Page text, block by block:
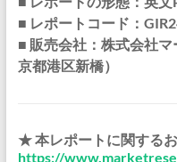
■ レポートコード：
■ 販売会社：株式会社
京都港区新橋）
★ 本レポートに関する
https://